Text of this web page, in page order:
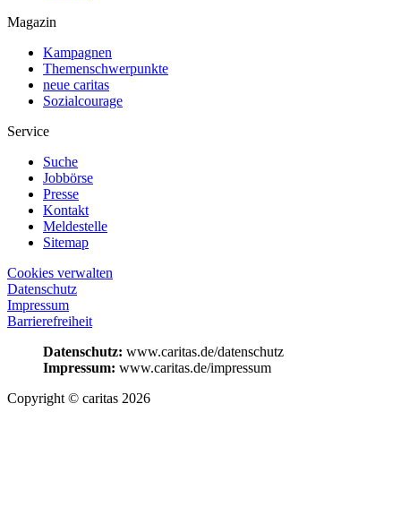
Magazin
Kampagnen
Themenschwerpunkte
neue caritas
Sozialcourage
Service
Suche
Jobbörse
Presse
Kontakt
Meldestelle
Sitemap
Cookies verwalten
Datenschutz
Impressum
Barrierefreiheit
Datenschutz: www.caritas.de/datenschutz
Impressum: www.caritas.de/impressum
Copyright © caritas 2026